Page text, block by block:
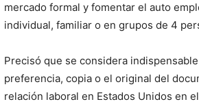
mercado formal y fomentar el auto
individual, familiar o en grupos de 4
Precisó que se considera
preferencia, copia o el original del
relación laboral en Estados Unidos en